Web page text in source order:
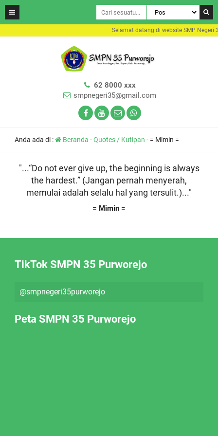
Selamat datang di website SMP Negeri
62 8000 xxx
smpnegeri35@gmail.com
Anda ada di : Beranda -Quotes / Kutipan - = Mimin =
"...“Do not ever give up, the beginning is always
the hardest.” (Jangan pernah menyerah,
memulai adalah selalu hal yang tersulit.)..."
= Mimin =
TikTok SMPN 35 Purworejo
@smpnegeri35purworejo
Peta SMPN 35 Purworejo